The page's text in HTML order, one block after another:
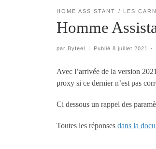
HOME ASSISTANT LES
Homme
par Byfeel | Publié 8 juillet 2021 -
Avec l’arrivée de la version
proxy si ce dernier n’est pas
Ci dessous un rappel des
Toutes les réponses dans la